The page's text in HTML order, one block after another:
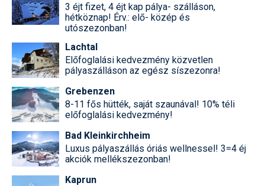
3 éjt fizet, 4 éjt kap pálya- szálláson,
hétköznap! Érv.: elő- közép és
utószezonban!
Lachtal
Előfoglalási kedvezmény közvetlen
pályaszálláson az egész síszezonra!
Grebenzen
8-11 fős hütték, saját szaunával! 10% téli
előfoglalási kedvezmény!
Bad Kleinkirchheim
Luxus pályaszállás óriás wellnessel! 3=4 éj
akciók mellékszezonban!
Kaprun